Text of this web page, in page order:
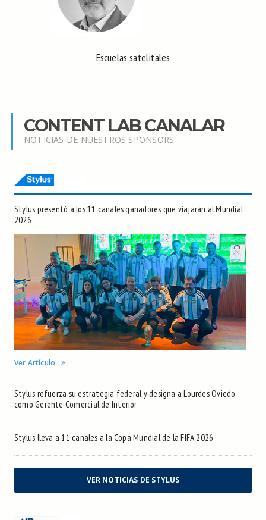
Escuelas satelitales
CONTENT LAB CANALAR
NOTICIAS DE NUESTROS SPONSORS
Stylus presentó a los 11 canales ganadores que viajarán al Mundial
2026
Ver Artículo
Stylus refuerza su estrategia federal y designa a Lourdes Oviedo
como Gerente Comercial de Interior
Stylus lleva a 11 canales a la Copa Mundial de la FIFA 2026
VER NOTICIAS DE STYLUS